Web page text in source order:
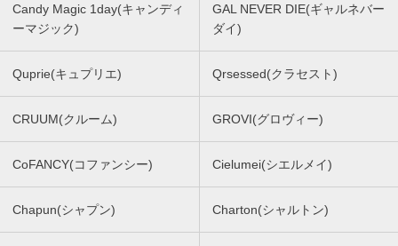
Candy Magic 1day(キャンディ
ーマジック)
GAL NEVER DIE(ギャルネバー
ダイ)
Quprie(キュプリエ) Qrsessed(クラセスト)
CRUUM(クルーム) GROVI(グロヴィー)
CoFANCY(コファンシー) Cielumei(シエルメイ)
Chapun(シャプン) Charton(シャルトン)